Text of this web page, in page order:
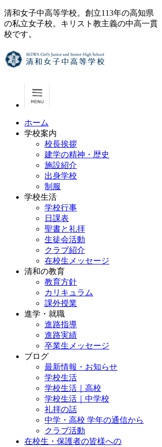
清和女子中高等学校。創立113年の高知県
の私立女子校。キリスト教主義の中高一貫
校です。
ホーム
学校案内
校長挨拶
建学の精神・歴史
施設紹介
出身学校
制服
学校生活
学校行事
日課表
聖書と礼拝
生徒会活動
クラブ紹介
在校生メッセージ
清和の教育
教育方針
カリキュラム
課外授業
進学・就職
進路指導
進路実績
卒業生メッセージ
ブログ
最新情報・お知らせ
学校生活
学校生活｜高校
学校生活｜中学校
礼拝の話
中学・高校 学年の通信から
クラブ活動
在校生・保護者の皆様への